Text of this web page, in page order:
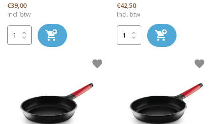
€39,00
Incl. btw
€42,50
Incl. btw